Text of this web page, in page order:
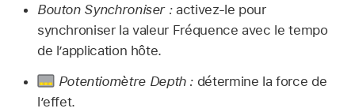
Bouton Synchroniser :activez-le pour
synchroniser la valeur Fréquence avec le tempo
de l’application hôte.
Potentiomètre Depth : détermine la force de
l’effet.